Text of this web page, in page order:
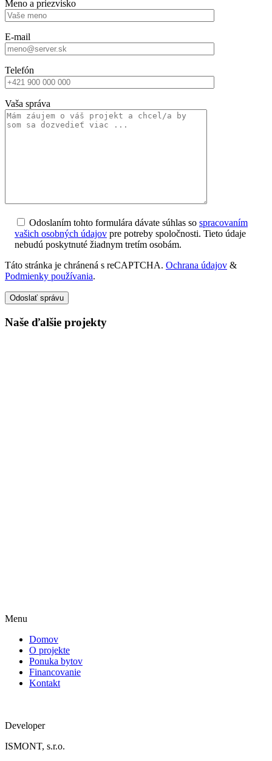
Meno a priezvisko
E-mail
Telefón
Vaša správa
Odoslaním tohto formulára dávate súhlas so spracovaním
vašich osobných údajov pre potreby spoločnosti. Tieto údaje
nebudú poskytnuté žiadnym tretím osobám.
Táto stránka je chránená s reCAPTCHA. Ochrana údajov &
Podmienky používania.
Odoslať správu
Naše ďalšie projekty
Menu
Domov
O projekte
Ponuka bytov
Financovanie
Kontakt
Developer
ISMONT, s.r.o.